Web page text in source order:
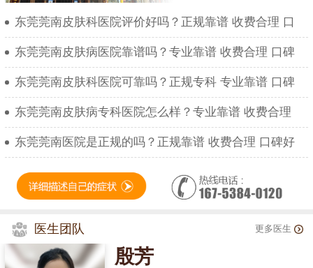
东莞莞南皮肤科医院评价好吗？正规靠谱 收费合理 口
东莞莞南皮肤病医院靠谱吗？专业靠谱 收费合理 口碑
东莞莞南皮肤科医院可靠吗？正规专科 专业靠谱 口碑
东莞莞南皮肤病专科医院怎么样？专业靠谱 收费合理
东莞莞南医院是正规的吗？正规靠谱 收费合理 口碑好
医生团队 更多医生
殷芳